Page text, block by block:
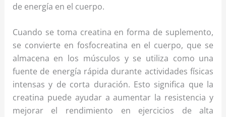
de energía en el cuerpo.
Cuando se toma creatina en forma de suplemento,
se convierte en fosfocreatina en el cuerpo, que se
almacena en los músculos y se utiliza como una
fuente de energía rápida durante actividades físicas
intensas y de corta duración. Esto significa que la
creatina puede ayudar a aumentar la resistencia y
mejorar el rendimiento en ejercicios de alta